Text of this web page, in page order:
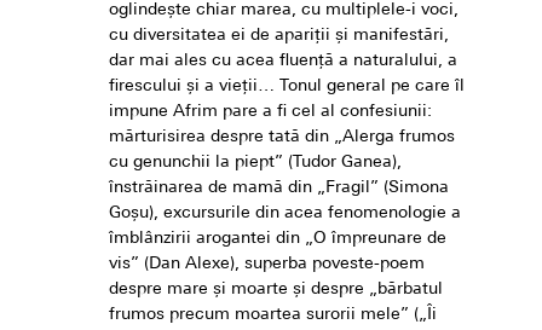
oglindește chiar marea, cu multiplele-i voci,
cu diversitatea ei de apariții și manifestări,
dar mai ales cu acea fluență a naturalului, a
firescului și a vieții… Tonul general pe care îl
impune Afrim pare a fi cel al confesiunii:
mărturisirea despre tată din „Alerga frumos
cu genunchii la piept” (Tudor Ganea),
înstrăinarea de mamă din „Fragil” (Simona
Goșu), excursurile din acea fenomenologie a
îmblânzirii arogantei din „O împreunare de
vis” (Dan Alexe), superba poveste-poem
despre mare și moarte și despre „bărbatul
frumos precum moartea surorii mele” („Îi